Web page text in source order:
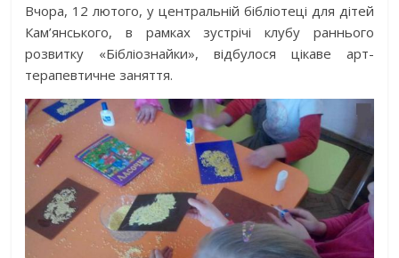
Вчора, 12 лютого, у центральній бібліотеці для дітей
Кам’янського, в рамках зустрічі клубу раннього
розвитку «Бібліознайки», відбулося цікаве арт-
терапевтичне заняття.